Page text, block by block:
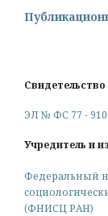
ЭЛ № ФС 77 -
Учредитель и
Федеральный
(ФНИСЦ РАН)